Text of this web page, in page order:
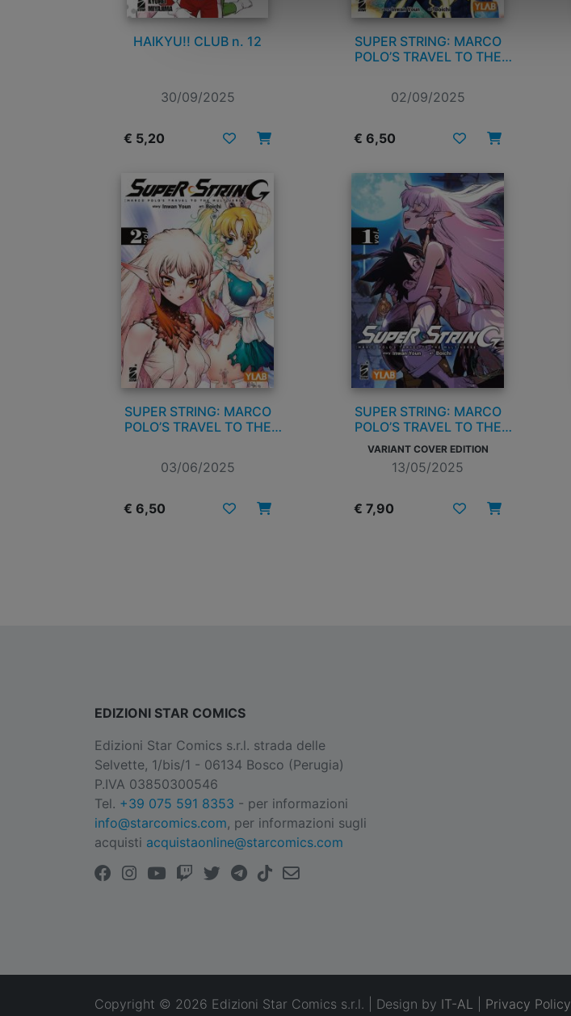
HAIKYU!! CLUB n. 12
30/09/2025
€ 5,20
SUPER STRING: MARCO
POLO’S TRAVEL TO THE
02/09/2025
€ 6,50
SUPER STRING: MARCO
POLO’S TRAVEL TO THE
03/06/2025
€ 6,50
SUPER STRING: MARCO
POLO’S TRAVEL TO THE
MULTIVERSE n. 1
VARIANT COVER EDITION
13/05/2025
€ 7,90
EDIZIONI STAR COMICS
Edizioni Star Comics s.r.l. strada delle
Selvette, 1/bis/1 - 06134 Bosco (Perugia)
P.IVA 03850300546
Tel. +39 075 591 8353 - per informazioni
info@starcomics.com, per informazioni sugli
acquisti acquistaonline@starcomics.com
Copyright © 2026 Edizioni Star Comics s.r.l. | Design by IT-AL Privacy Policy